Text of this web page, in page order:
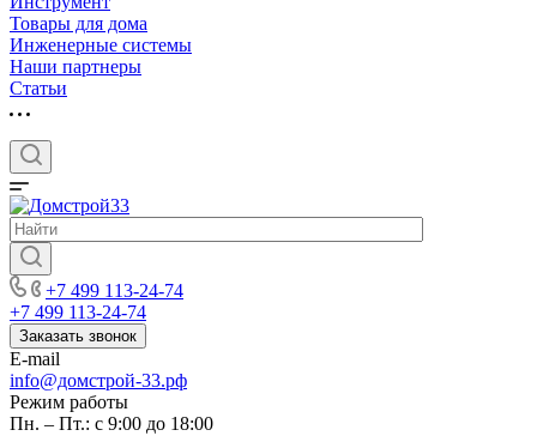
Товары для дома
Инженерные системы
Наши партнеры
Статьи
+7 499 113-24-74
+7 499 113-24-74
Заказать звонок
E-mail
info@домстрой-33.рф
Режим работы
Пн. – Пт.: с 9:00 до 18:00